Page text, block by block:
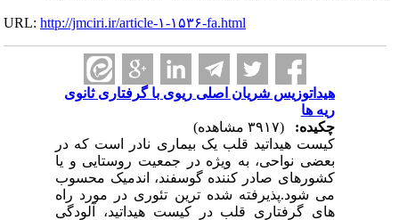
URL:http://jmciri.ir/article-۱-۱۵۳۶-fa.html
هیداتوزیس شریان اصلی ریوی با گرفتاری ثانوی
ریه ها
چکیده:
کیست هیداتید قلب یک بیماری نادر است که در
بعضی نواحی، به ویژه در جمعیت روستایی و یا
کشورهای صادر کننده گوسفند، اندمیک محسوب
می شود.پذیرفته شده ترین تئوری در مورد راه
های گرفتاری قلب در کیست هیداتید، آلودگی